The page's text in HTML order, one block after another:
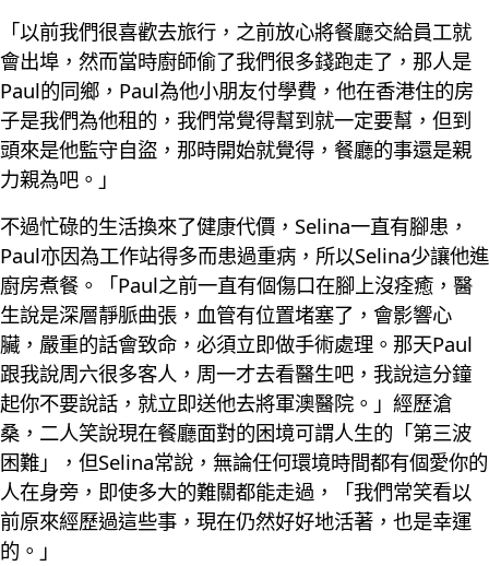
「以前我們很喜歡去旅行，之前放心將餐廳交給員工就
會出埠，然而當時廚師偷了我們很多錢跑走了，那人是
Paul的同鄉，Paul為他小朋友付學費，他在香港住的房
子是我們為他租的，我們常覺得幫到就一定要幫，但到
頭來是他監守自盜，那時開始就覺得，餐廳的事還是親
力親為吧。」
不過忙碌的生活換來了健康代價，Selina一直有腳患，
Paul亦因為工作站得多而患過重病，所以Selina少讓他進
廚房煮餐。「Paul之前一直有個傷口在腳上沒痊癒，醫
生說是深層靜脈曲張，血管有位置堵塞了，會影響心
臟，嚴重的話會致命，必須立即做手術處理。那天Paul
跟我說周六很多客人，周一才去看醫生吧，我說這分鐘
起你不要說話，就立即送他去將軍澳醫院。」經歷滄
桑，二人笑說現在餐廳面對的困境可謂人生的「第三波
困難」，但Selina常說，無論任何環境時間都有個愛你的
人在身旁，即使多大的難關都能走過，「我們常笑看以
前原來經歷過這些事，現在仍然好好地活著，也是幸運
的。」